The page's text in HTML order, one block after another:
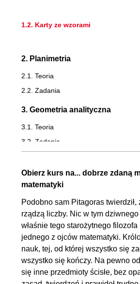
1.2. Karty ze wzorami
2. Planimetria
2.1. Teoria
2.2. Zadania
3. Geometria analityczna
3.1. Teoria
3.2. Zadania
Obierz kurs na... dobrze zdaną
matematyki
Podobno sam Pitagoras twierdził,
rządzą liczby. Nic w tym
właśnie tego starożytnego
jednego z ojców matematyki.
nauk, tej, od której wszystko się
wszystko się kończy. Na pewno
się inne przedmioty ścisłe, bez